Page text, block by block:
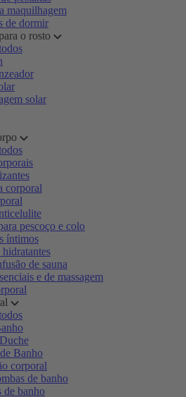
maquilhagem
de dormir
o rosto
solar
corporal
pescoço e colo
íntimos
hidratantes
de sauna
e de massagem
Banho
corporal
de banho
de banho